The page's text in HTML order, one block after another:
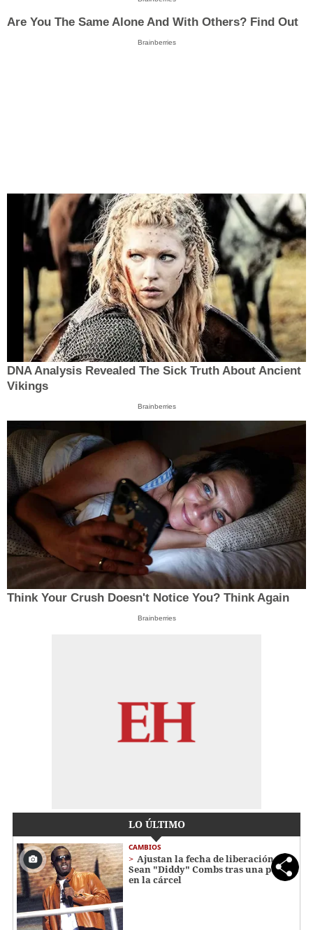
Are You The Same Alone And With Others? Find Out
Brainberries
DNA Analysis Revealed The Sick Truth About Ancient
Vikings
Brainberries
Think Your Crush Doesn't Notice You? Think Again
Brainberries
LO ÚLTIMO
CAMBIOS
Ajustan la fecha de liberación de
Sean "Diddy" Combs tras una pelea
en la cárcel